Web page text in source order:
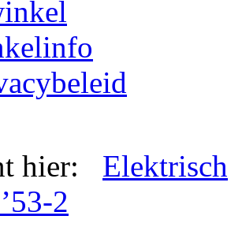
hier: Elektrisch
2